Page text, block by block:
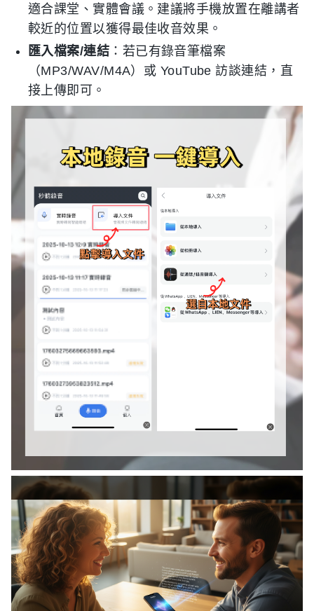
適合課堂、實體會議。建議將手機放置在離講者
較近的位置以獲得最佳收音效果。
匯入檔案/連結 ：若已有錄音筆檔案
（MP3/WAV/M4A）或 YouTube 訪談連結，直
接上傳即可。